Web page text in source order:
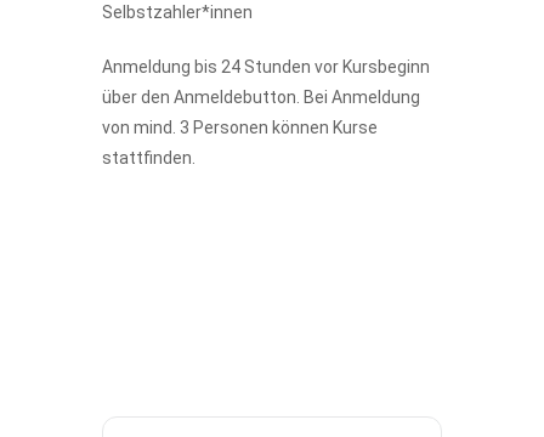
Selbstzahler*innen
Anmeldung bis 24 Stunden vor Kursbeginn
über den Anmeldebutton. Bei Anmeldung
von mind. 3 Personen können Kurse
stattfinden.